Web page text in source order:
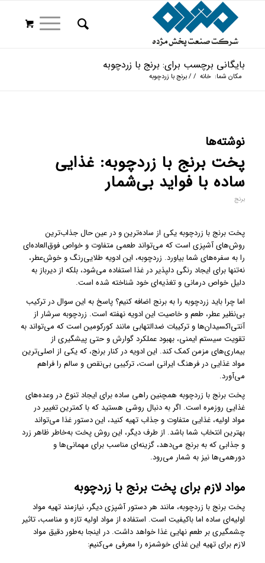
بایگانی برچسب برای: برنج با زردچوبه
مکان شما: خانه /
/ برنج با زردچوبه
نوشته‌ها
پخت برنج با زردچوبه: غذایی
ساده با فواید بی‌شمار
برنج
پخت برنج با زردچوبه یکی از ساده‌ترین و در عین حال جذاب‌ترین
روش‌های آشپزی است که می‌تواند طعمی متفاوت و خواص فوق‌العاده‌ای
را به سفره‌های شما بیاورد. زردچوبه، این ادویه طلایی‌رنگ و خوش‌عطر،
نه‌تنها برای ایجاد رنگی دلپذیر در غذا استفاده می‌شود، بلکه از دیرباز به
دلیل خواص درمانی و تغذیه‌ای خود شناخته شده است.
اما چرا باید زردچوبه را به برنج اضافه کنیم؟ پاسخ به این سوال در ترکیب
بی‌نظیر عطر، طعم و خاصیت این ادویه نهفته است. زردچوبه سرشار از
آنتی‌اکسیدان‌ها و ترکیبات ضدالتهابی مانند کورکومین است که می‌تواند به
تقویت سیستم ایمنی، بهبود عملکرد گوارش و حتی پیشگیری از
بیماری‌های مزمن کمک کند. این ادویه در کنار برنج، که یکی از اصلی‌ترین
مواد غذایی در فرهنگ ایرانی است، ترکیبی بی‌نقص و سالم را فراهم
می‌آورد.
پخت برنج با زردچوبه همچنین راهی ساده برای ایجاد تنوع در وعده‌های
غذایی روزمره است. اگر به دنبال روشی هستید که با کمترین تغییر در
مواد اولیه، غذایی متفاوت و جذاب تهیه کنید، این دستور غذا می‌تواند
بهترین انتخاب شما باشد. از طرف دیگر، این روش پخت به‌خاطر ظاهر زرد
و جذابی که به برنج می‌دهد، گزینه‌ای مناسب برای مهمانی‌ها و
دورهمی‌ها نیز به شمار می‌رود.
مواد لازم برای پخت برنج با زردچوبه
پخت برنج با زردچوبه، مانند هر دستور آشپزی دیگر، نیازمند تهیه مواد
اولیه‌ای ساده اما باکیفیت است. استفاده از مواد اولیه تازه و مناسب، تاثیر
چشمگیری بر طعم نهایی غذا خواهد داشت. در اینجا به‌طور دقیق مواد
لازم برای تهیه این غذای خوشمزه را معرفی می‌کنیم: